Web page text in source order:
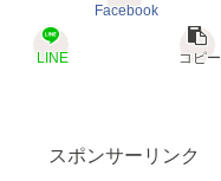
Facebook
LINE コピー
スポンサーリンク